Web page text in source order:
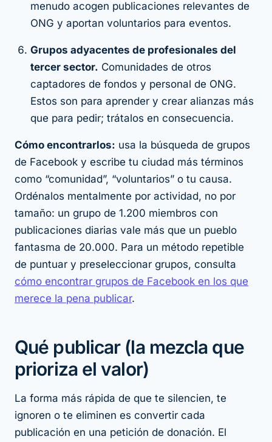
menudo acogen publicaciones relevantes de
ONG y aportan voluntarios para eventos.
Grupos adyacentes de profesionales del
tercer sector. Comunidades de otros
captadores de fondos y personal de ONG.
Estos son para aprender y crear alianzas más
que para pedir; trátalos en consecuencia.
Cómo encontrarlos: usa la búsqueda de grupos
de Facebook y escribe tu ciudad más términos
como “comunidad”, “voluntarios” o tu causa.
Ordénalos mentalmente por actividad, no por
tamaño: un grupo de 1.200 miembros con
publicaciones diarias vale más que un pueblo
fantasma de 20.000. Para un método repetible
de puntuar y preseleccionar grupos, consulta
cómo encontrar grupos de Facebook en los que
merece la pena publicar.
Qué publicar (la mezcla que
prioriza el valor)
La forma más rápida de que te silencien, te
ignoren o te eliminen es convertir cada
publicación en una petición de donación. El